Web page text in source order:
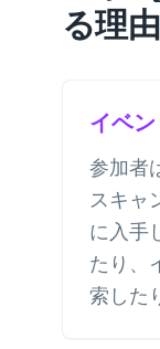
る理
イベ
参加者
スキャ
に入手
たり、
索した